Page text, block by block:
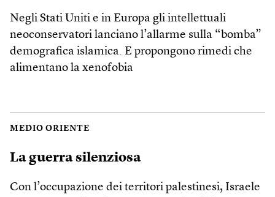
Negli Stati Uniti e in Europa gli intellettuali
neoconservatori lanciano l’allarme sulla “bomba”
demografica islamica. E propongono rimedi che
alimentano la xenofobia
MEDIO ORIENTE
La guerra silenziosa
Con l’occupazione dei territori palestinesi, Israele